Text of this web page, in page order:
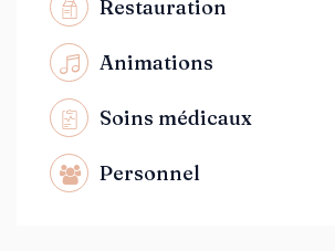
Restauration
Animations
Soins médicaux
Personnel